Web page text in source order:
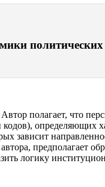
полагает, что
кодов), определяющих
зависит
предполагает
логику